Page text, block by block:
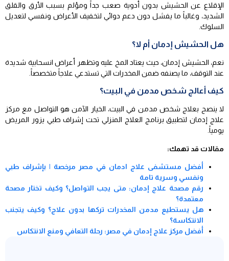
الإقلاع عن الحشيش بدون أدوية صعب جداً ومؤلم بسبب الأرق والقلق
الشديد، وغالباً ما يفشل دون دعم دوائي لتخفيف الأعراض ونفسي لتعديل
السلوك.
هل الحشيش إدمان أم لا؟
نعم، الحشيش إدمان، حيث يعتاد المخ عليه وتظهر أعراض انسحابية شديدة
عند التوقف، ما يصنفه ضمن المخدرات التي تستدعي علاجاً متخصصاً.
كيف أعالج شخص مدمن في البيت؟
لا ينصح بعلاج شخص مدمن في البيت، الخيار الآمن هو التواصل مع مركز
علاج إدمان لتطبيق برنامج العلاج المنزلي تحت إشراف طبي يزور المريض
يومياً.
مقالات قد تهمك:
أفضل مستشفى علاج ادمان في مصر مرخصة | بإشراف طبي
ونفسي وسرية تامة
رقم مصحة علاج إدمان: متى يجب التواصل؟ وكيف تختار مصحة
معتمدة؟
هل يستطيع مدمن المخدرات تركها بدون علاج؟ وكيف يتجنب
الانتكاسة؟
أفضل مركز علاج إدمان في مصر: رحلة التعافي ومنع الانتكاس